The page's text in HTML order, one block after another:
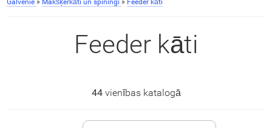
Galvenie » Makšķerkāti un spiningi » Feeder kāti
Feeder kāti
44vienības katalogā